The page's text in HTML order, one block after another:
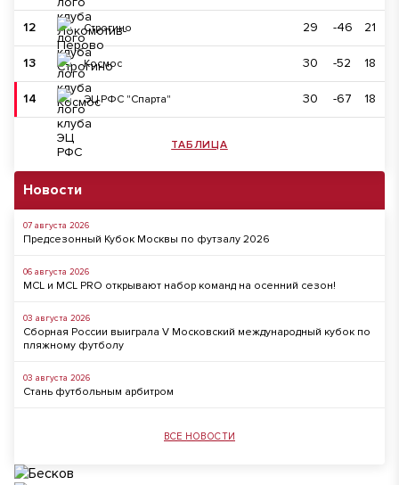
12 Строгино 29 -46 21
13 Космос 30 -52 18
14 ЭЦ РФС "Спарта" 30 -67 18
ТАБЛИЦА
Новости
07 августа 2026
Предсезонный Кубок Москвы по футзалу 2026
06 августа 2026
MCL и MCL PRO открывают набор команд на осенний сезон!
03 августа 2026
Сборная России выиграла V Московский международный кубок по
пляжному футболу
03 августа 2026
Стань футбольным арбитром
ВСЕ НОВОСТИ